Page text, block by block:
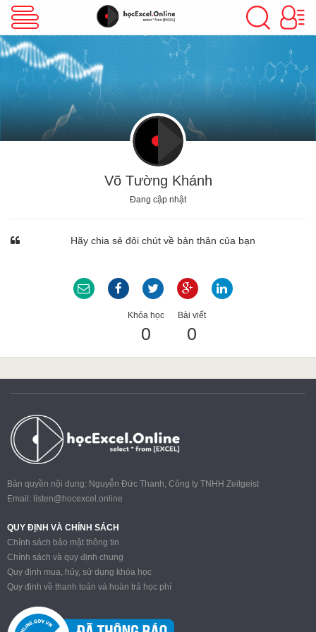
VBA Excel
Excel Cơ Bản
Excel Nâng Cao
Google Sheet
MOS
Power BI
Võ Tường Khánh
Đang cập nhật
Hãy chia sẻ đôi chút về bản thân của bạn
Khóa học
0
Bài viết
0
Bản quyền nội dung: Nguyễn Đức Thanh, Công ty TNHH Zeitgeist
Email: listen@hocexcel.online
QUY ĐỊNH VÀ CHÍNH SÁCH
Chính sách bảo mật thông tin
Chính sách và quy định chung
Quy định mua, hủy, sử dụng khóa học
Quy định về thanh toán và hoàn trả học phí